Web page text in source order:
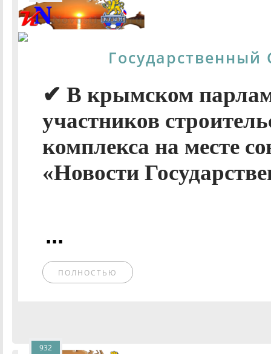
✔ В крымском
участников
комплекса на месте
«Новости
...
ПОЛНОСТЬЮ
932